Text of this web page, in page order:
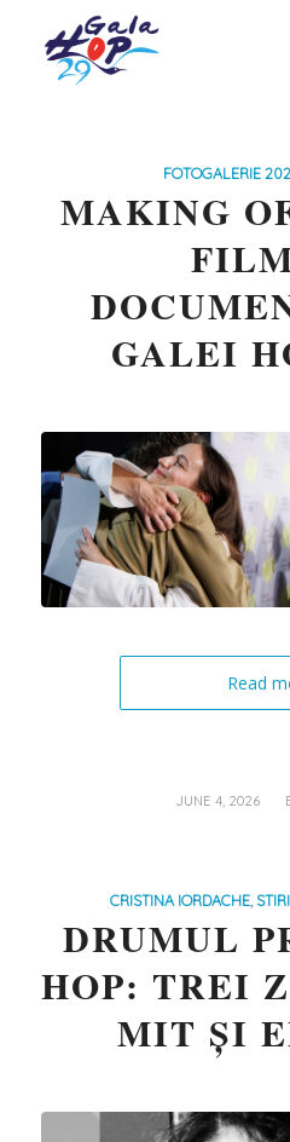
FOTOGALERIE
MAKING
GALEI
Read
JUNE 4, 2026
/
CRISTINA IORDACHE
DRUMUL
HOP: TREI
MIT ȘI